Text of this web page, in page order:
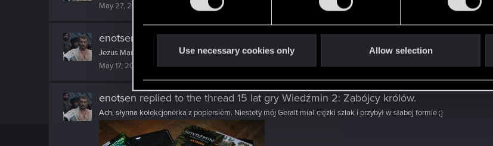
e
l
c
t
Use necessary cookies only Allow selection
May 27, 2026
enotsen reacted toCesarzTemeri's postin the thread15 lat gry Wiedźmin 2: Zabójcy
Jezus Maria
May 17, 2026
enotsen replied to the thread 15 lat gry Wiedźmin 2: Zabójcy królów.
Ach, słynna kolekcjonerka z popiersiem. Niestety mój Geralt miał ciężki szlak i przybył w słabej formie ;]